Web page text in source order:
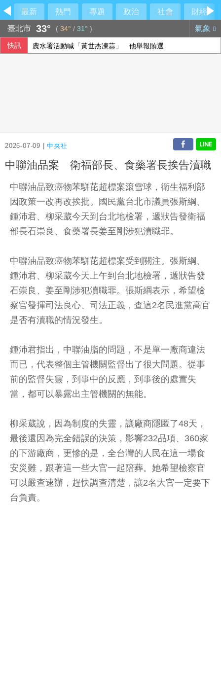
最新 熱門 專題 政治 社會
財經
臺北市 33° ( 34° / 31° ) 氣象
快訊 農水署活動喊「黃世杰凍蒜」 他舉報賄選
2026-07-09 |中央社
中聯油品案 衛福部長、食藥署長挨告瀆職
中聯油品致癌物苯駢芘超標案滾雪球，衛生福利部
因政策一改再改挨批。國民黨台北市議員張斯綱、
鍾沛君、柳采葳今天到台北地檢署，遞狀告發衛福
部長石崇良、食藥署長姜至剛涉犯瀆職罪。
中聯油品致癌物苯駢芘超標案受到關注。張斯綱、
鍾沛君、柳采葳今天上午到台北地檢署，遞狀告發
石崇良、姜至剛涉犯瀆職罪。張斯綱表示，希望檢
察官發揮司法良心、司法正義，查這2名民進黨高官
是否有瀆職的情況發生。
鍾沛君指出，中聯油脂的問題，不是單一廠商違法
而已，代表整個主管機關監督出了很大問題。從事
前的監督失靈，到事中的反應，到事後的處置失
當，都可以暴露出主管機關的無能。
柳采葳說，因為制度的失靈，讓廠商隱匿了48天，
最後還因為完全錯誤的決策，影響232品項、360家
的下游廠商，更慘的是，全台灣的人民在這一場食
安災難，跟著這一些大官一起陪葬。她希望檢察官
可以嚴查速辦，趕快調查清楚，讓2名大官一定要下
台負責。